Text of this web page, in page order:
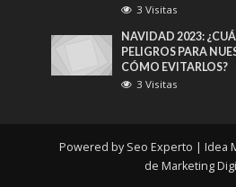
3 Visitas
NAVIDAD 2023:
PELIGROS PARA
CÓMO EVITARLOS?
3 Visitas
Powered by Seo Experto | Idea
de Marketing